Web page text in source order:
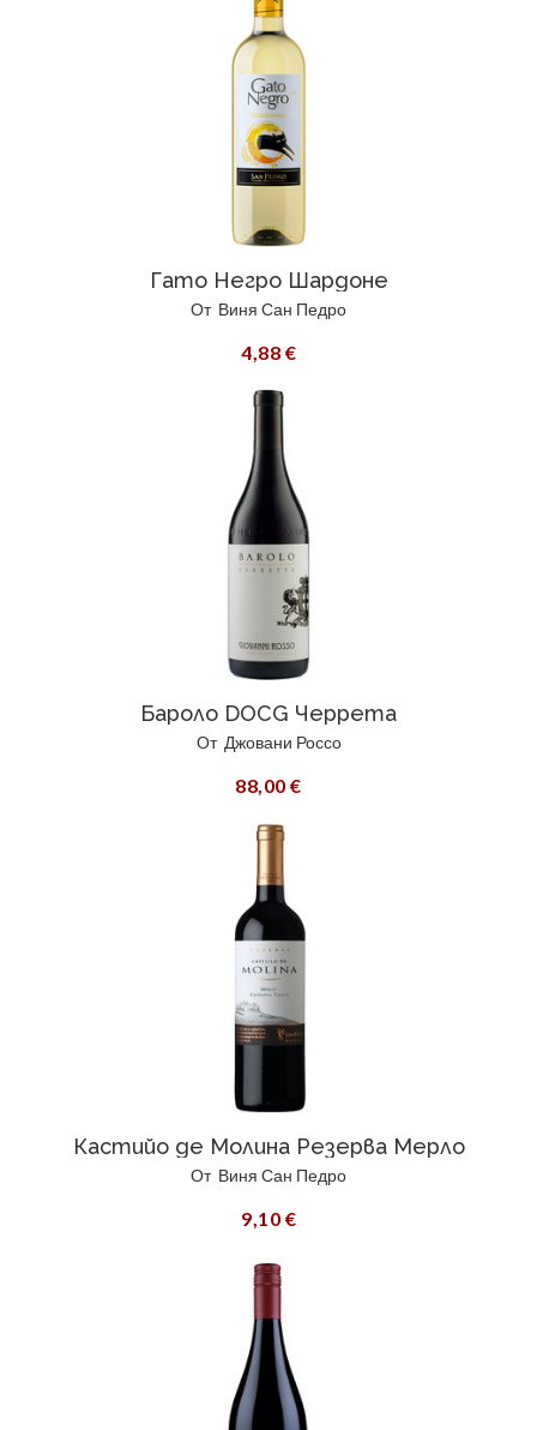
Гато Негро Шардоне
От Виня Сан Педро
4,88 €
Бароло DOCG Черрета
От Джовани Россо
88,00 €
Кастийо де Молина Резерва Мерло
От Виня Сан Педро
9,10 €